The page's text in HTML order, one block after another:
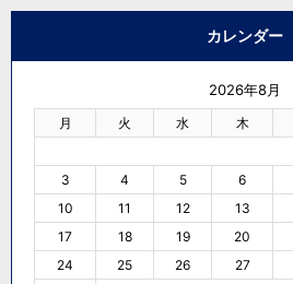
カレンダー
2026年8月
月 火 水 木
3
4 5 6
10
11 12 13
17
18 19 20
24
25 26 27